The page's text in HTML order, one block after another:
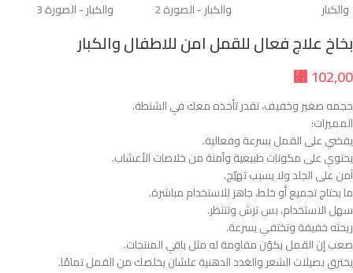
بخاخ علاج فعال للقمل امن للاطفال والكبار
⃁102,00
حجمه صغير وخفيف، تقدر تأخذه معك في الشنطة.
المميزات:
يقضي على القمل بسرعة وفعالية.
يحتوي على مكونات طبيعية وآمنة من خلاصات الأعشاب.
آمن على الجلد ولا يسبب تهيّج.
ما يحتاج تجميع أو خلط، جاهز للاستخدام مباشرة.
سهل الاستخدام، بس ترش وتنتظر.
ريحته خفيفة وتختفي بسرعة.
صعب إن القمل يكوّن مقاومة له مثل باقي المنتجات.
يخترق بصيلات الشعر والغدد الدهنية علشان يخلصك من القمل تمامًا.